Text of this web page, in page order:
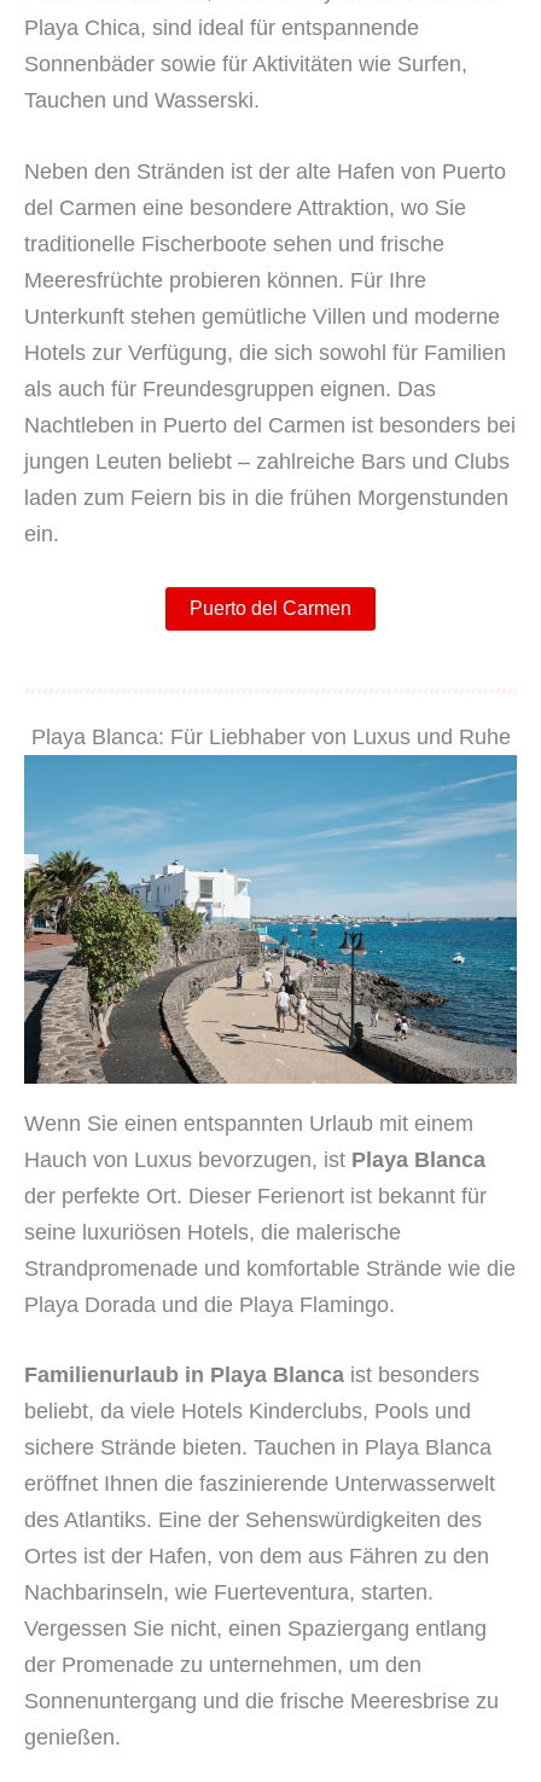
Playa Chica, sind ideal für entspannende
Sonnenbäder sowie für Aktivitäten wie Surfen,
Tauchen und Wasserski.
Neben den Stränden ist der alte Hafen von Puerto
del Carmen eine besondere Attraktion, wo Sie
traditionelle Fischerboote sehen und frische
Meeresfrüchte probieren können. Für Ihre
Unterkunft stehen gemütliche Villen und moderne
Hotels zur Verfügung, die sich sowohl für Familien
als auch für Freundesgruppen eignen. Das
Nachtleben in Puerto del Carmen ist besonders bei
jungen Leuten beliebt – zahlreiche Bars und Clubs
laden zum Feiern bis in die frühen Morgenstunden
ein.
Puerto del Carmen
Playa Blanca: Für Liebhaber von Luxus und Ruhe
Wenn Sie einen entspannten Urlaub mit einem
Hauch von Luxus bevorzugen, ist Playa Blanca
der perfekte Ort. Dieser Ferienort ist bekannt für
seine luxuriösen Hotels, die malerische
Strandpromenade und komfortable Strände wie die
Playa Dorada und die Playa Flamingo.
Familienurlaub in Playa Blanca ist besonders
beliebt, da viele Hotels Kinderclubs, Pools und
sichere Strände bieten. Tauchen in Playa Blanca
eröffnet Ihnen die faszinierende Unterwasserwelt
des Atlantiks. Eine der Sehenswürdigkeiten des
Ortes ist der Hafen, von dem aus Fähren zu den
Nachbarinseln, wie Fuerteventura, starten.
Vergessen Sie nicht, einen Spaziergang entlang
der Promenade zu unternehmen, um den
Sonnenuntergang und die frische Meeresbrise zu
genießen.